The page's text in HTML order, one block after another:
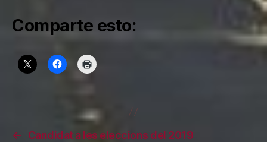
Comparte esto:
←
Candidat a les eleccions del 2019